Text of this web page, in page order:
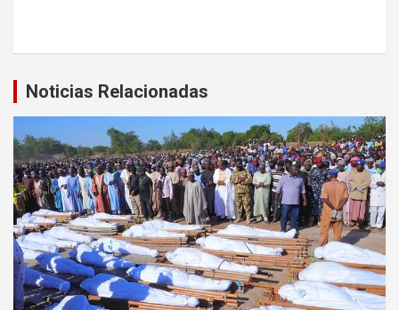
Noticias Relacionadas